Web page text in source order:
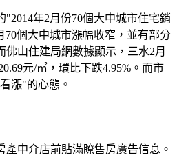
年2月份70個大中城市住宅銷
個大中城市漲幅收窄，並有部分
山住建局網數據顯示，三水2月
元/㎡，環比下跌4.95%。而市
漲"的心態。
產中介店前貼滿瞭售房廣告信息。